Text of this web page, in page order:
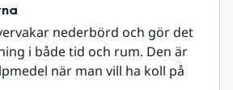
nederbörd och gör det
i både tid och rum. Den är
när man vill ha koll på